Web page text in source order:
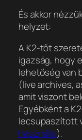
És akkor
helyzet:
A K2-tőt
igazság, hogy
lehetőség van
(live archives,
amit viszont
Egyébként a
lecsupaszított
használja).